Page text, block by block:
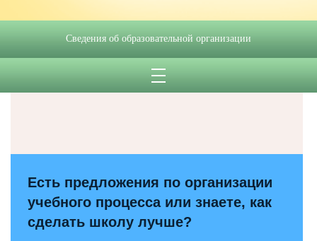
Есть предложения по организации
учебного процесса или знаете, как
сделать школу лучше?
Сведения об образовательной организации